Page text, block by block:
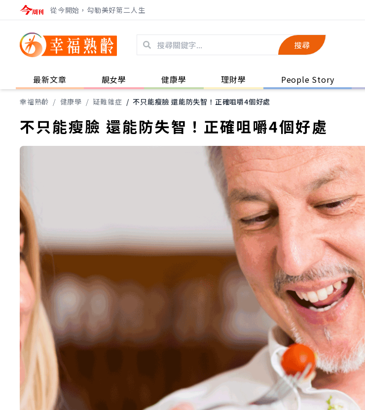
從今開始，勾勒美好第二人生
搜尋
最新文章 靚女學 健康學 理財學 People Story
幸福熟齡 / 健康學 / 疑難雜症 / 不只能瘦臉 還能防失智！正確咀嚼4個好處
不只能瘦臉 還能防失智！正確咀嚼4個好處